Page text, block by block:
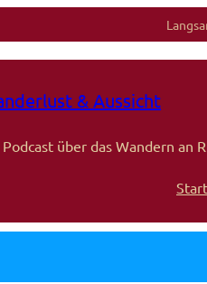
& Aussicht
über das Wandern an